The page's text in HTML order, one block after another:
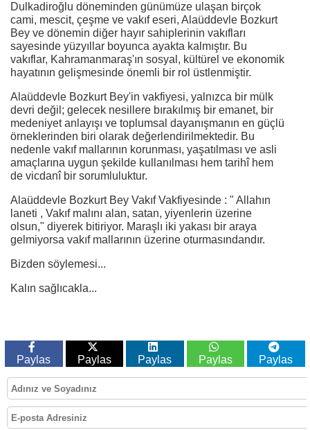
Dulkadiroğlu döneminden günümüze ulaşan birçok
cami, mescit, çeşme ve vakıf eseri, Alaüddevle Bozkurt
Bey ve dönemin diğer hayır sahiplerinin vakıfları
sayesinde yüzyıllar boyunca ayakta kalmıştır. Bu
vakıflar, Kahramanmaraş'ın sosyal, kültürel ve ekonomik
hayatının gelişmesinde önemli bir rol üstlenmiştir.
Alaüddevle Bozkurt Bey'in vakfiyesi, yalnızca bir mülk
devri değil; gelecek nesillere bırakılmış bir emanet, bir
medeniyet anlayışı ve toplumsal dayanışmanın en güçlü
örneklerinden biri olarak değerlendirilmektedir. Bu
nedenle vakıf mallarının korunması, yaşatılması ve asli
amaçlarına uygun şekilde kullanılması hem tarihî hem
de vicdanî bir sorumluluktur.
Alaüddevle Bozkurt Bey Vakıf Vakfiyesinde : " Allahın
laneti , Vakıf malını alan, satan, yiyenlerin üzerine
olsun," diyerek bitiriyor. Maraşlı iki yakası bir araya
gelmiyorsa vakıf mallarının üzerine oturmasındandır.
Bizden söylemesi...
Kalın sağlıcakla...
Paylas Paylas Paylas Paylas Paylas